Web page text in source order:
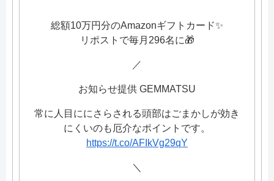
総額10万円分のAmazonギフトカード✨
リポストで毎月296名に🎁
／
お知らせ提供 GEMMATSU
常に人目ににさらされる頭部はごまかしが効き
にくいのも厄介なポイントです。
https://t.co/AFIkVg29qY
＼